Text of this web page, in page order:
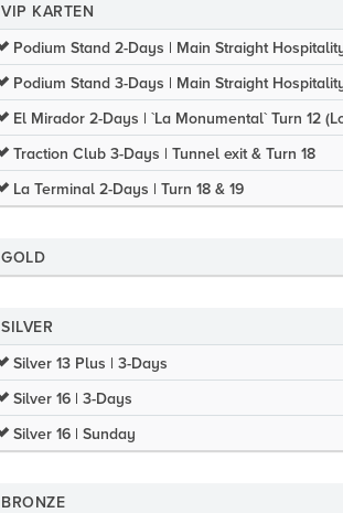
VIP KARTEN
Podium Stand 2-Days | Main Straight
Podium Stand 3-Days | Main Straight
El Mirador 2-Days | `La Monumental` Turn 12
Traction Club 3-Days | Tunnel exit & Turn 18
La Terminal 2-Days | Turn 18 & 19
GOLD
SILVER
Silver 13 Plus | 3-Days
Silver 16 | 3-Days
Silver 16 | Sunday
BRONZE